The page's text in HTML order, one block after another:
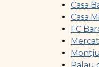
Casa
Casa
FC